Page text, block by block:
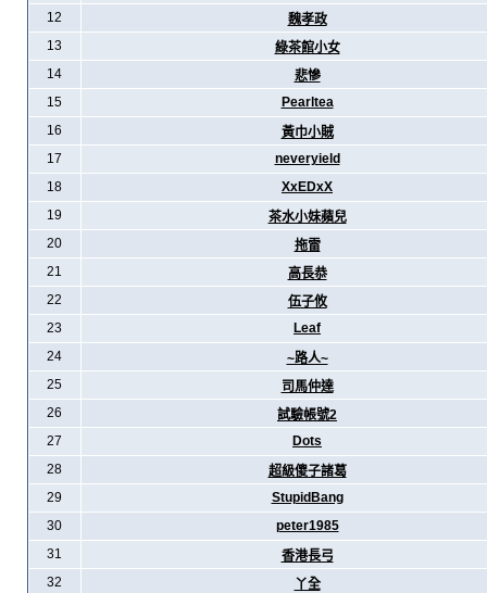
12
魏孝政
13
綠茶館小女
14
悲慘
15
Pearltea
16
黃巾小賊
17
neveryield
18
XxEDxX
19
茶水小妹蘋兒
20
拖雷
21
高長恭
22
伍子攸
23
Leaf
24
~路人~
25
司馬仲達
26
試驗帳號2
27
Dots
28
超級傻子諸葛
29
StupidBang
30
peter1985
31
香港長弓
32
丫全